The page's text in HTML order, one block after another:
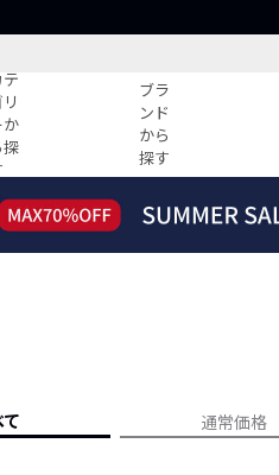
テ
か
探
ブラ
ンド
から
探す
すべての記事
人気記事ランキング
て 通常価格